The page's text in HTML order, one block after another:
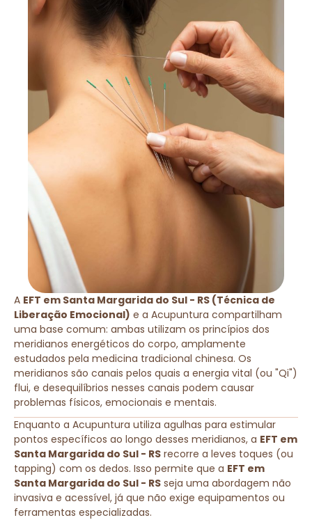
A EFT em Santa Margarida do Sul - RS (Técnica de
Liberação Emocional) e a Acupuntura compartilham
uma base comum: ambas utilizam os princípios dos
meridianos energéticos do corpo, amplamente
estudados pela medicina tradicional chinesa. Os
meridianos são canais pelos quais a energia vital (ou "Qi")
flui, e desequilíbrios nesses canais podem causar
problemas físicos, emocionais e mentais.
Enquanto a Acupuntura utiliza agulhas para estimular
pontos específicos ao longo desses meridianos, a EFT em
Santa Margarida do Sul - RS recorre a leves toques (ou
tapping) com os dedos. Isso permite que a EFT em
Santa Margarida do Sul - RS seja uma abordagem não
invasiva e acessível, já que não exige equipamentos ou
ferramentas especializadas.